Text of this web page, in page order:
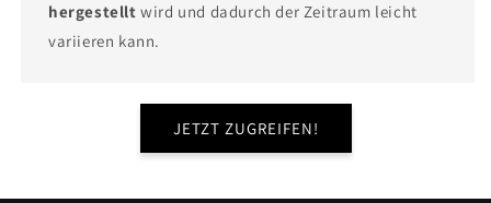
hergestellt wird und dadurch der Zeitraum leicht
variieren kann.
JETZT ZUGREIFEN!